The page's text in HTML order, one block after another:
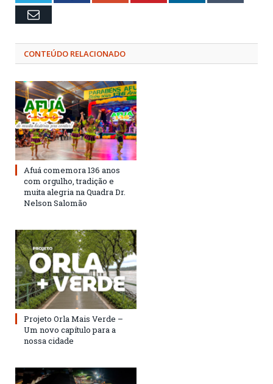
Email
CONTEÚDO RELACIONADO
Afuá comemora 136 anos
com orgulho, tradição e
muita alegria na Quadra Dr.
Nelson Salomão
Projeto Orla Mais Verde –
Um novo capítulo para a
nossa cidade